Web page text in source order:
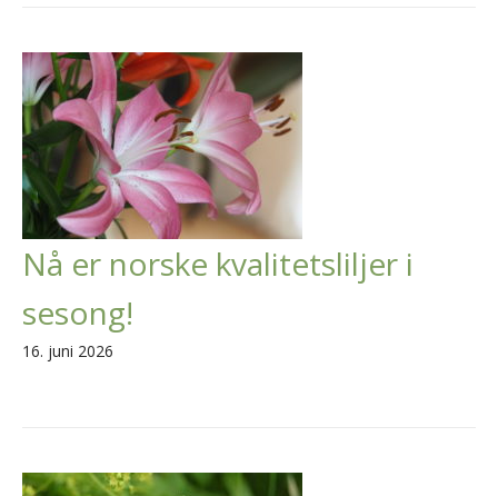
Nå er norske kvalitetsliljer i
sesong!
16. juni 2026